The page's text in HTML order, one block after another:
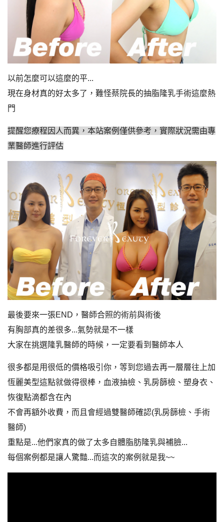
以前怎麼可以這麼的平...
現在身材真的好太多了，難怪蔡院長的抽脂隆乳手術這麼熱
門
提醒您療程因人而異，本站案例僅供參考，實際狀況需由專
業醫師進行評估
最後要來一張END，醫師合照的術前與術後
有胸部真的差很多...氣勢就是不一樣
大家在挑選隆乳醫師的時候，一定要看到醫師本人
很多都是用很低的價格吸引你，等到您過去再一層層往上加
恆麗美型這點就做得很棒，血液抽檢、乳房篩檢、塑身衣、
恢復點滴都含在內
不會再額外收費，而且會經過雙醫師確認(乳房篩檢、手術
醫師)
重點是...他們家真的做了太多自體脂肪隆乳與補臉...
每個案例都是讓人驚豔...而這次的案例就是我~~